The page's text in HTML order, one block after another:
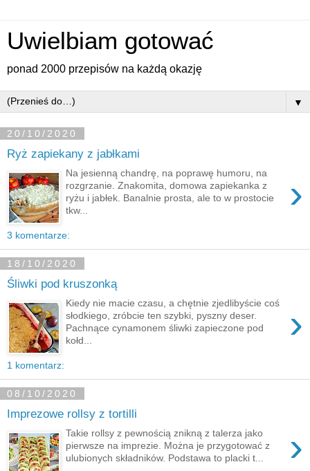
Uwielbiam gotować
ponad 2000 przepisów na każdą okazję
▼
20/10/2020
Ryż zapiekany z jabłkami
›
Na jesienną chandrę, na poprawę humoru, na
rozgrzanie. Znakomita, domowa zapiekanka z
ryżu i jabłek. Banalnie prosta, ale to w prostocie
tkw...
3 komentarze:
18/10/2020
Śliwki pod kruszonką
›
Kiedy nie macie czasu, a chętnie zjedlibyście coś
słodkiego, zróbcie ten szybki, pyszny deser.
Pachnące cynamonem śliwki zapieczone pod
kołd...
1 komentarz:
08/10/2020
Imprezowe rollsy z tortilli
›
Takie rollsy z pewnością znikną z talerza jako
pierwsze na imprezie. Można je przygotować z
ulubionych składników. Podstawa to placki t...